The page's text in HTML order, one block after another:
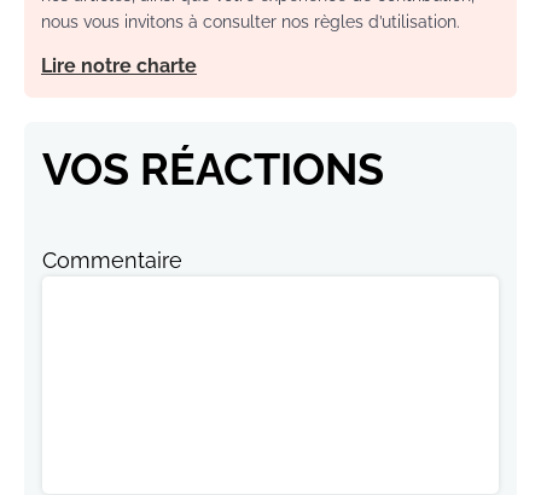
nous vous invitons à consulter nos règles d’utilisation.
Lire notre charte
VOS RÉACTIONS
Commentaire